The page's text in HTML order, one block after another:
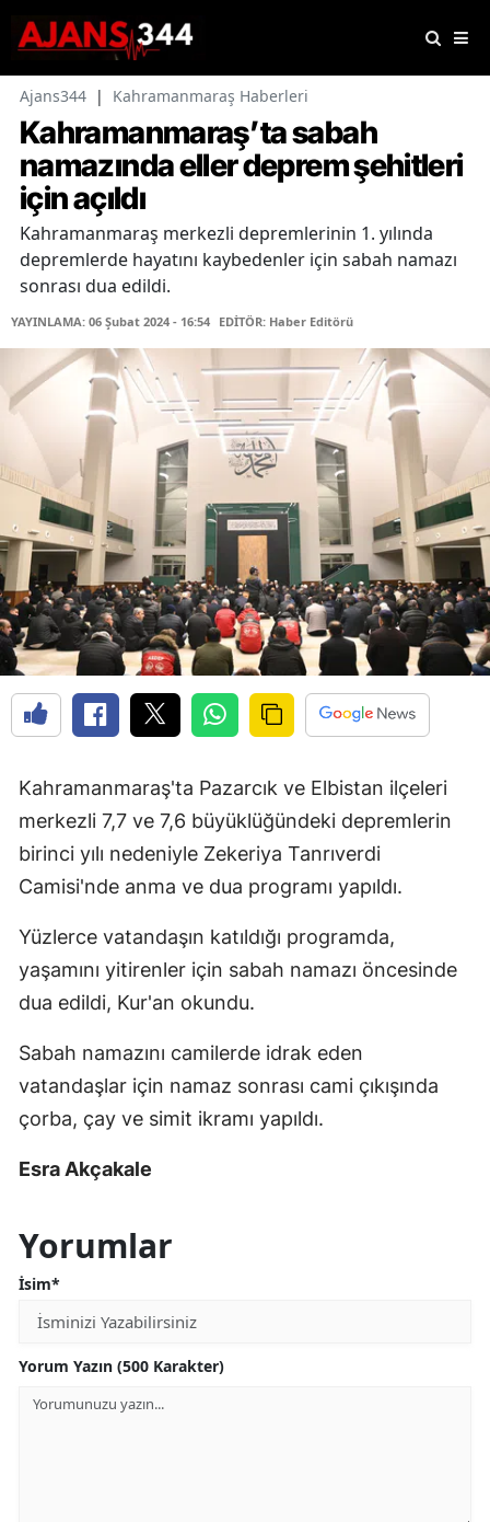
Ajans344 | Kahramanmaraş Haberleri
Kahramanmaraş’ta sabah
namazında eller deprem şehitleri
için açıldı
Kahramanmaraş merkezli depremlerinin 1. yılında
depremlerde hayatını kaybedenler için sabah namazı
sonrası dua edildi.
YAYINLAMA: 06 Şubat 2024 - 16:54 EDİTÖR: Haber Editörü
Kahramanmaraş'ta Pazarcık ve Elbistan ilçeleri
merkezli 7,7 ve 7,6 büyüklüğündeki depremlerin
birinci yılı nedeniyle Zekeriya Tanrıverdi
Camisi'nde anma ve dua programı yapıldı.
Yüzlerce vatandaşın katıldığı programda,
yaşamını yitirenler için sabah namazı öncesinde
dua edildi, Kur'an okundu.
Sabah namazını camilerde idrak eden
vatandaşlar için namaz sonrası cami çıkışında
çorba, çay ve simit ikramı yapıldı.
Esra Akçakale
Yorumlar
İsim*
Yorum Yazın (500 Karakter)